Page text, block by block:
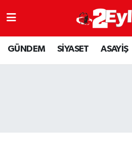
GÜNDEM SİYASET ASAYİŞ
ASAYİŞ
DÜNYA
Nöbetçi Eczaneler
Hava Durumu